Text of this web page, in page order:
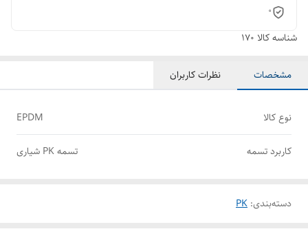
0
شناسه کالا 170
مشخصات نظرات کاربران
نوع کالا EPDM
کاربرد تسمه تسمه PK شیاری
دسته‌بندی:
PK